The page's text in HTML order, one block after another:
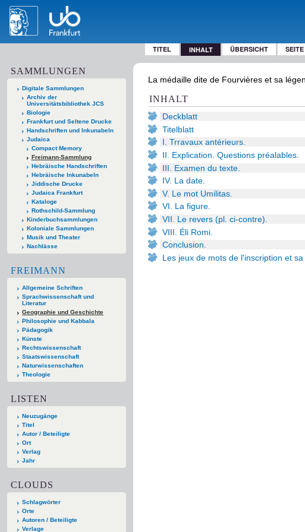
TITEL INHALT ÜBERSICHT SEITE
SAMMLUNGEN
Digitale Sammlungen
Archiv der
Universitätsbibliothek JCS
Biologie
Frankfurt und Seltene Drucke
Handschriften und Inkunabeln
Judaica
Compact Memory
Freimann-Sammlung
Hebräische Handschriften
Hebräische Inkunabeln
Jiddische Drucke
Judaica Frankfurt
Kataloge
Rothschild-Sammlung
Kinderbuchsammlungen
Koloniale Sammlungen
Musik und Theater
Nachlässe
FREIMANN
Allgemeine Schriften
Sprachwissenschaft und
Literatur
Geographie und Geschichte
Philosophie und Kabbala
Pädagogik
Künste
Rechtswissenschaft
Staatswissenschaft
Naturwissenschaften
Theologie
LISTEN
Neuzugänge
Titel
Autor / Beteiligte
Ort
Verlag
Jahr
CLOUDS
Schlagwörter
Orte
Autoren / Beteiligte
Verlage
La médaille dite de Fourvières et sa
INHALT
Deckblatt
Titelblatt
I. Trravaux antérieurs.
II. Explication. Questions préalables.
III. Examen du texte.
IV. La date.
V. Le mot Umilitas.
VI. La figure.
VII. Le revers (pl. ci-contre).
VIII. Éli Romi.
Conclusion.
Les jeux de mots de l'inscription et sa